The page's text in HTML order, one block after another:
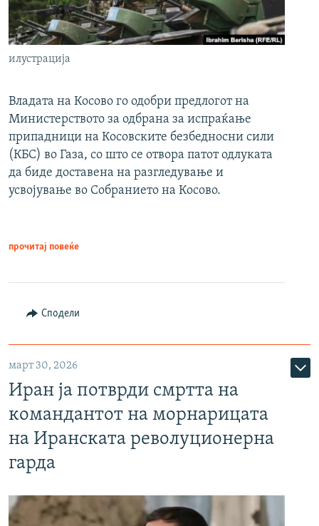
илустрација
Владата на Косово го одобри предлогот на
Министерството за одбрана за испраќање
припадници на Косовските безбедносни сили
(КБС) во Газа, со што се отвора патот одлуката
да биде доставена на разгледување и
усвојување во Собранието на Косово.
прочитај повеќе
Сподели
март 30, 2026
Иран ја потврди смртта на
командантот на морнарицата
на Иранската револуционерна
гарда